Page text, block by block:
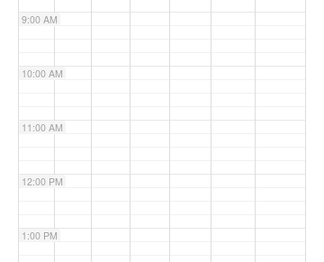
9:00 AM
10:00 AM
11:00 AM
12:00 PM
1:00 PM